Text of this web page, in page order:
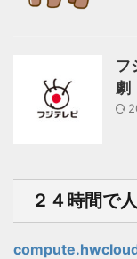
フ
劇
２４時間で